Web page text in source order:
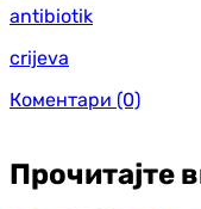
antibiotik
crijeva
Коментари (0)
Прочитајте